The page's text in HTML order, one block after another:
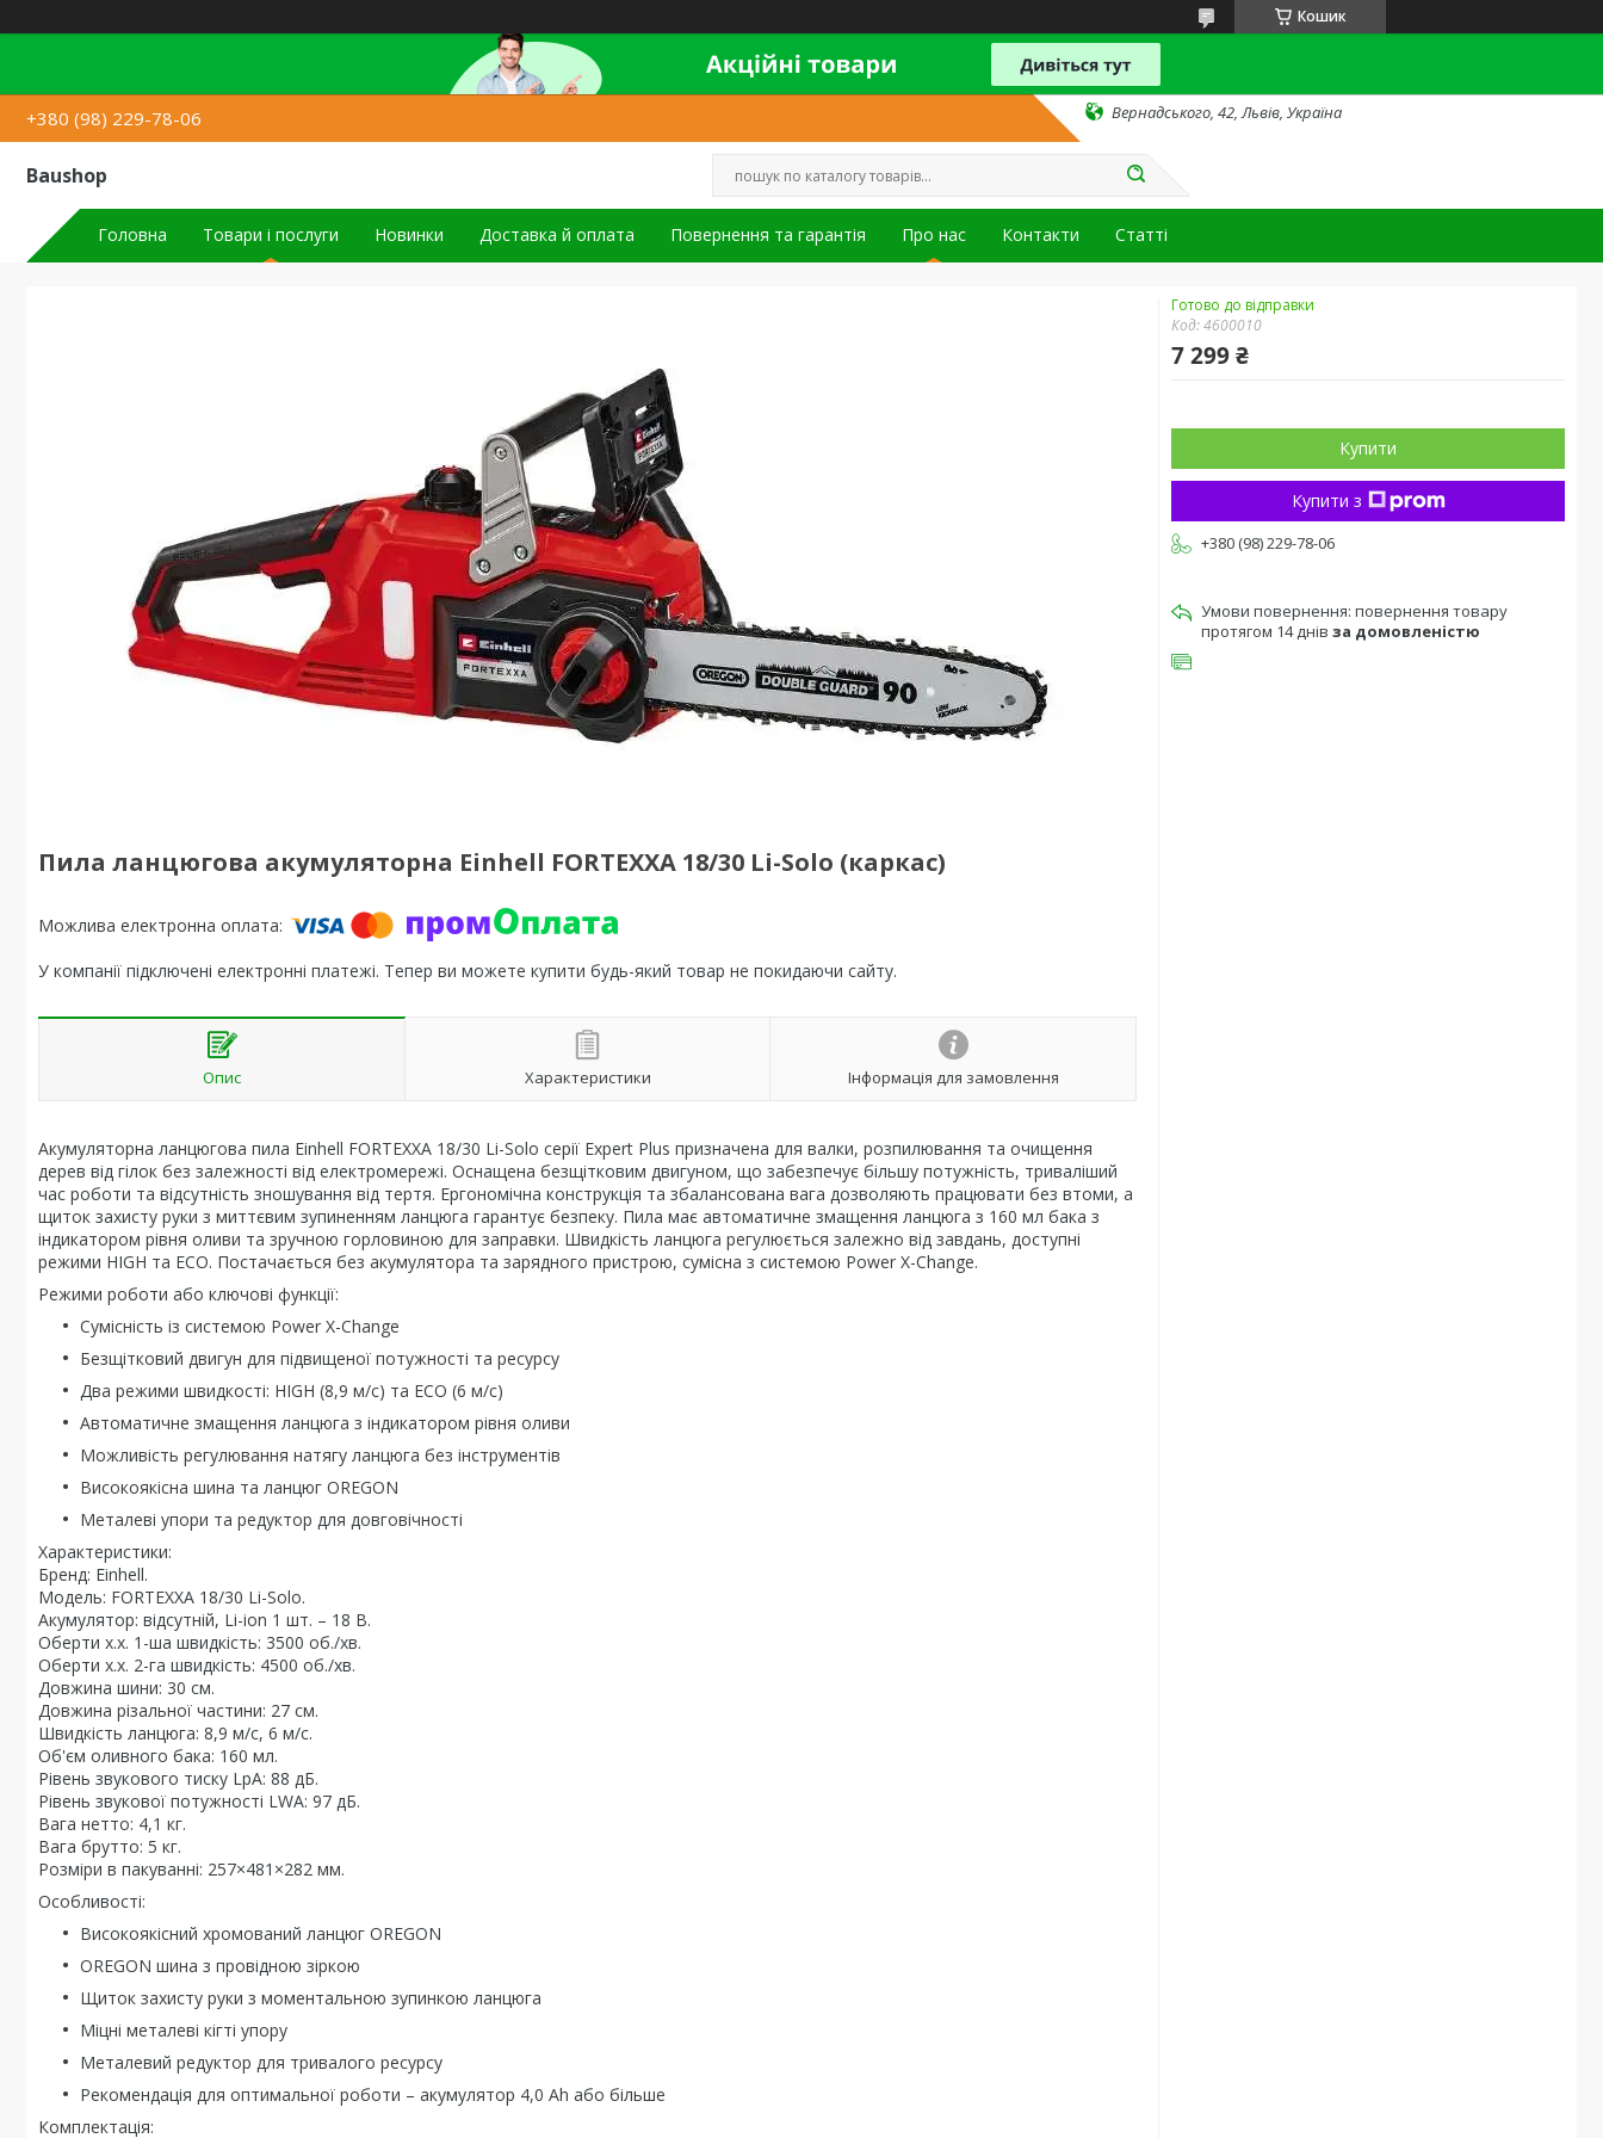
Кошик
+380 (98) 229-78-06 Вернадського, 42, Львів, Україна
Baushop
Головна Товари і послуги Новинки Доставка й оплата Повернення та гарантія Про нас Контакти Статті
Пила ланцюгова акумуляторна Einhell FORTEXXA 18/30 Li-Solo (каркас)
У компанії підключені електронні платежі. Тепер ви можете купити будь-який товар не покидаючи сайту.
Опис Характеристики Інформація для замовлення
Акумуляторна ланцюгова пила Einhell FORTEXXA 18/30 Li-Solo серії Expert Plus призначена для валки, розпилювання та очищення
дерев від гілок без залежності від електромережі. Оснащена безщітковим двигуном, що забезпечує більшу потужність, триваліший
час роботи та відсутність зношування від тертя. Ергономічна конструкція та збалансована вага дозволяють працювати без втоми, а
щиток захисту руки з миттєвим зупиненням ланцюга гарантує безпеку. Пила має автоматичне змащення ланцюга з 160 мл бака з
індикатором рівня оливи та зручною горловиною для заправки. Швидкість ланцюга регулюється залежно від завдань, доступні
режими HIGH та ECO. Постачається без акумулятора та зарядного пристрою, сумісна з системою Power X-Change.
Режими роботи або ключові функції:
Сумісність із системою Power X-Change
Безщітковий двигун для підвищеної потужності та ресурсу
Два режими швидкості: HIGH (8,9 м/с) та ECO (6 м/с)
Автоматичне змащення ланцюга з індикатором рівня оливи
Можливість регулювання натягу ланцюга без інструментів
Високоякісна шина та ланцюг OREGON
Металеві упори та редуктор для довговічності
Характеристики:
Бренд: Einhell.
Модель: FORTEXXA 18/30 Li-Solo.
Акумулятор: відсутній, Li-ion 1 шт. – 18 В.
Оберти х.х. 1-ша швидкість: 3500 об./хв.
Оберти х.х. 2-га швидкість: 4500 об./хв.
Довжина шини: 30 см.
Довжина різальної частини: 27 см.
Швидкість ланцюга: 8,9 м/с, 6 м/с.
Об'єм оливного бака: 160 мл.
Рівень звукового тиску LpA: 88 дБ.
Рівень звукової потужності LWA: 97 дБ.
Вага нетто: 4,1 кг.
Вага брутто: 5 кг.
Розміри в пакуванні: 257×481×282 мм.
Особливості:
Високоякісний хромований ланцюг OREGON
OREGON шина з провідною зіркою
Щиток захисту руки з моментальною зупинкою ланцюга
Міцні металеві кігті упору
Металевий редуктор для тривалого ресурсу
Рекомендація для оптимальної роботи – акумулятор 4,0 Аh або більше
Комплектація:
Готово до відправки
Код:4600010
7 299 ₴
Купити
Купити з
+380 (98) 229-78-06
повернення товару
протягом 14 днів за домовленістю